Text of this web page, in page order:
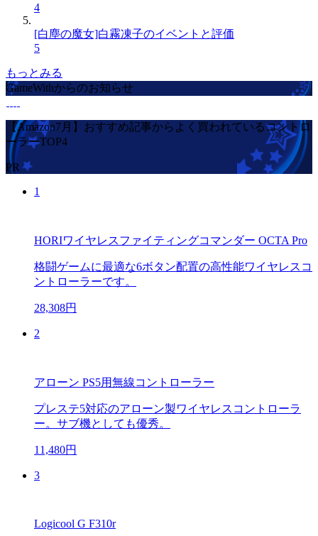
4
[白塵の魔女]白霧凍子のイベントと評価
5
もっとみる
GameWithからのお知らせ
【Amazon7月】おすすめ記事からよく買われているコントロ
ーラーTOP4
PR
1
HORIワイヤレスファイティングコマンダー OCTA Pro
格闘ゲームに最適な6ボタン配置の高性能ワイヤレスコ
ントローラーです。
28,308円
2
アローン PS5用無線コントローラー
プレステ5対応のアローン製ワイヤレスコントローラ
ー。サブ機としても優秀。
11,480円
3
Logicool G F310r